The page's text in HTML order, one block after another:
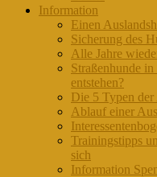
Information
Einen
Sicherung des
Alle Jahre
Straßenhunde
entstehen?
Die 5 Typen
Ablauf einer
Trainingstipps
sich
Information